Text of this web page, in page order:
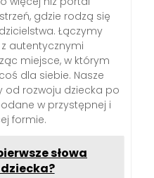
gdzie rodzą się
Łączymy
autentycznymi
miejsce, w którym
dla siebie. Nasze
od rozwoju dziecka po
w przystępnej i
formie.
słowa